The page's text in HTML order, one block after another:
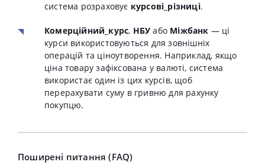
система розраховує курсові_різниці.
Комерційний_курс, НБУ або Міжбанк — ці
курси використовуються для зовнішніх
операцій та ціноутворення. Наприклад, якщо
ціна товару зафіксована у валюті, система
використає один із цих курсів, щоб
перерахувати суму в гривню для рахунку
покупцю.
Поширені питання (FAQ)